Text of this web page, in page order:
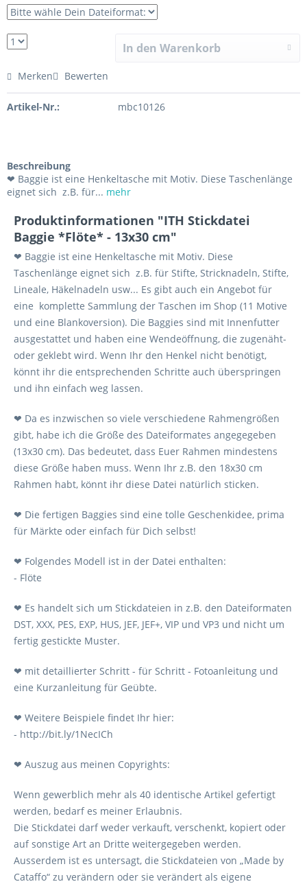
In den Warenkorb
Merken Bewerten
Artikel-Nr.: mbc10126
Beschreibung
❤ Baggie ist eine Henkeltasche mit Motiv. Diese Taschenlänge
eignet sich z.B. für... mehr
Produktinformationen "ITH Stickdatei
Baggie *Flöte* - 13x30 cm"
❤ Baggie ist eine Henkeltasche mit Motiv. Diese
Taschenlänge eignet sich z.B. für Stifte, Stricknadeln, Stifte,
Lineale, Häkelnadeln usw... Es gibt auch ein Angebot für
eine komplette Sammlung der Taschen im Shop (11 Motive
und eine Blankoversion). Die Baggies sind mit Innenfutter
ausgestattet und haben eine Wendeöffnung, die zugenäht-
oder geklebt wird. Wenn Ihr den Henkel nicht benötigt,
könnt ihr die entsprechenden Schritte auch überspringen
und ihn einfach weg lassen.
❤ Da es inzwischen so viele verschiedene Rahmengrößen
gibt, habe ich die Größe des Dateiformates angegegeben
(13x30 cm). Das bedeutet, dass Euer Rahmen mindestens
diese Größe haben muss. Wenn Ihr z.B. den 18x30 cm
Rahmen habt, könnt ihr diese Datei natürlich sticken.
❤ Die fertigen Baggies sind eine tolle Geschenkidee, prima
für Märkte oder einfach für Dich selbst!
❤ Folgendes Modell ist in der Datei enthalten:
- Flöte
❤ Es handelt sich um Stickdateien in z.B. den Dateiformaten
DST, XXX, PES, EXP, HUS, JEF, JEF+, VIP und VP3 und nicht um
fertig gestickte Muster.
❤ mit detaillierter Schritt - für Schritt - Fotoanleitung und
eine Kurzanleitung für Geübte.
❤ Weitere Beispiele findet Ihr hier:
- http://bit.ly/1NecICh
❤ Auszug aus meinen Copyrights:
Wenn gewerblich mehr als 40 identische Artikel gefertigt
werden, bedarf es meiner Erlaubnis.
Die Stickdatei darf weder verkauft, verschenkt, kopiert oder
auf sonstige Art an Dritte weitergegeben werden.
Ausserdem ist es untersagt, die Stickdateien von „Made by
Cataffo“ zu verändern oder sie verändert als eigene